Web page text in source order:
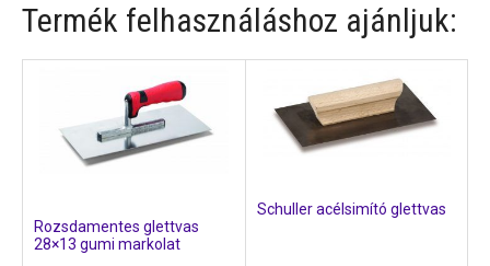
Termék felhasználáshoz ajánljuk:
Rozsdamentes glettvas
28×13 gumi markolat
Schuller acélsimító glettvas